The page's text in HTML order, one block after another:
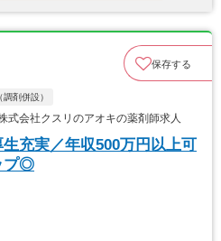
保存する
剤併設）
会社クスリのアオキの薬剤師求人
生充実／年収500万円以上可
プ◎